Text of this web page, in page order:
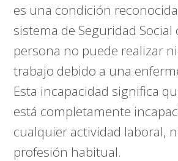
es una condición
sistema de Seguridad
persona no puede realizar
trabajo debido a una
Esta incapacidad significa
está completamente
cualquier actividad laboral,
profesión habitual.